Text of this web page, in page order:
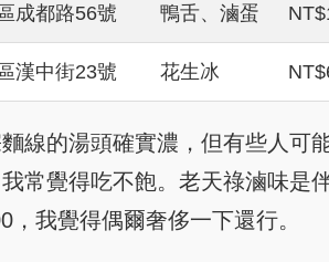
成都路56號 鴨舌、滷蛋
漢中街23號 花生冰
線的湯頭確實濃，但有些人可
常覺得吃不飽。老天祿滷味是
我覺得偶爾奢侈一下還行。